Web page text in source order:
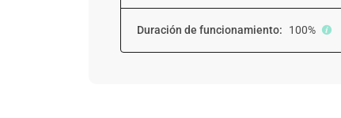
Duración de funcionamiento: 100%